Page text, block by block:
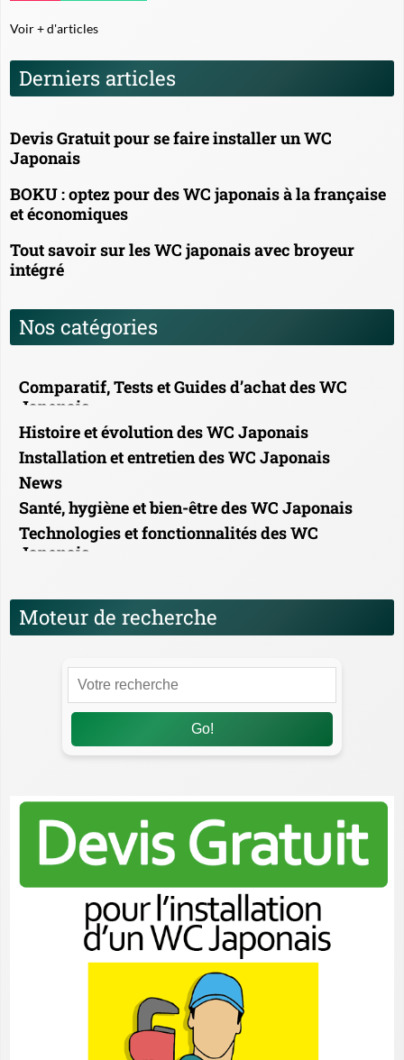
Voir + d'articles
Derniers articles
Devis Gratuit pour se faire installer un WC
Japonais
BOKU : optez pour des WC japonais à la française
et économiques
Tout savoir sur les WC japonais avec broyeur
intégré
Nos catégories
Comparatif, Tests et Guides d’achat des WC
Japonais
Histoire et évolution des WC Japonais
Installation et entretien des WC Japonais
News
Santé, hygiène et bien-être des WC Japonais
Technologies et fonctionnalités des WC
Japonais
Moteur de recherche
Go!